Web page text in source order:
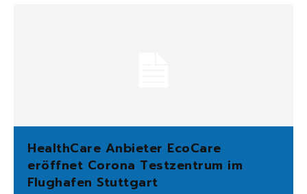
HealthCare Anbieter EcoCare
eröffnet Corona Testzentrum im
Flughafen Stuttgart